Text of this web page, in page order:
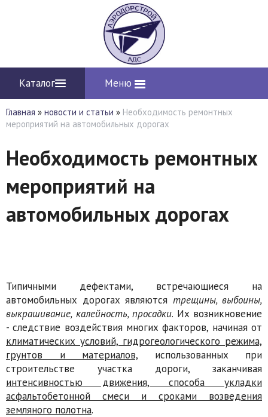
Каталог Меню
Главная » новости и статьи » Необходимость ремонтных
мероприятий на автомобильных дорогах
Необходимость ремонтных
мероприятий на
автомобильных дорогах
Типичными дефектами, встречающиеся на
автомобильных дорогах являются трещины, выбоины,
выкрашивание, калейность, просадки. Их возникновение
- следствие воздействия многих факторов, начиная от
климатических условий, гидрогеологического режима,
грунтов и материалов, использованных при
строительстве участка дороги, заканчивая
интенсивностью движения, способа укладки
асфальтобетонной смеси и сроками возведения
земляного полотна.